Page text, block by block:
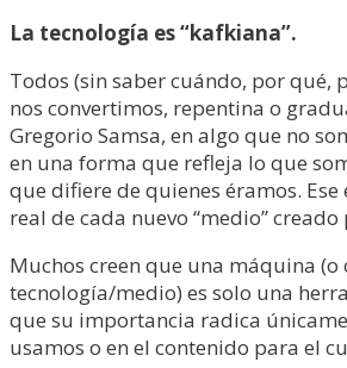
La tecnología es “kafkiana”.
Todos (sin saber cuándo, por qué,
nos convertimos, repentina o
Gregorio Samsa, en algo que no
en una forma que refleja lo que
que difiere de quienes éramos.
real de cada nuevo “medio”
Muchos creen que una máquina
tecnología/medio) es solo una
que su importancia radica
usamos o en el contenido para el